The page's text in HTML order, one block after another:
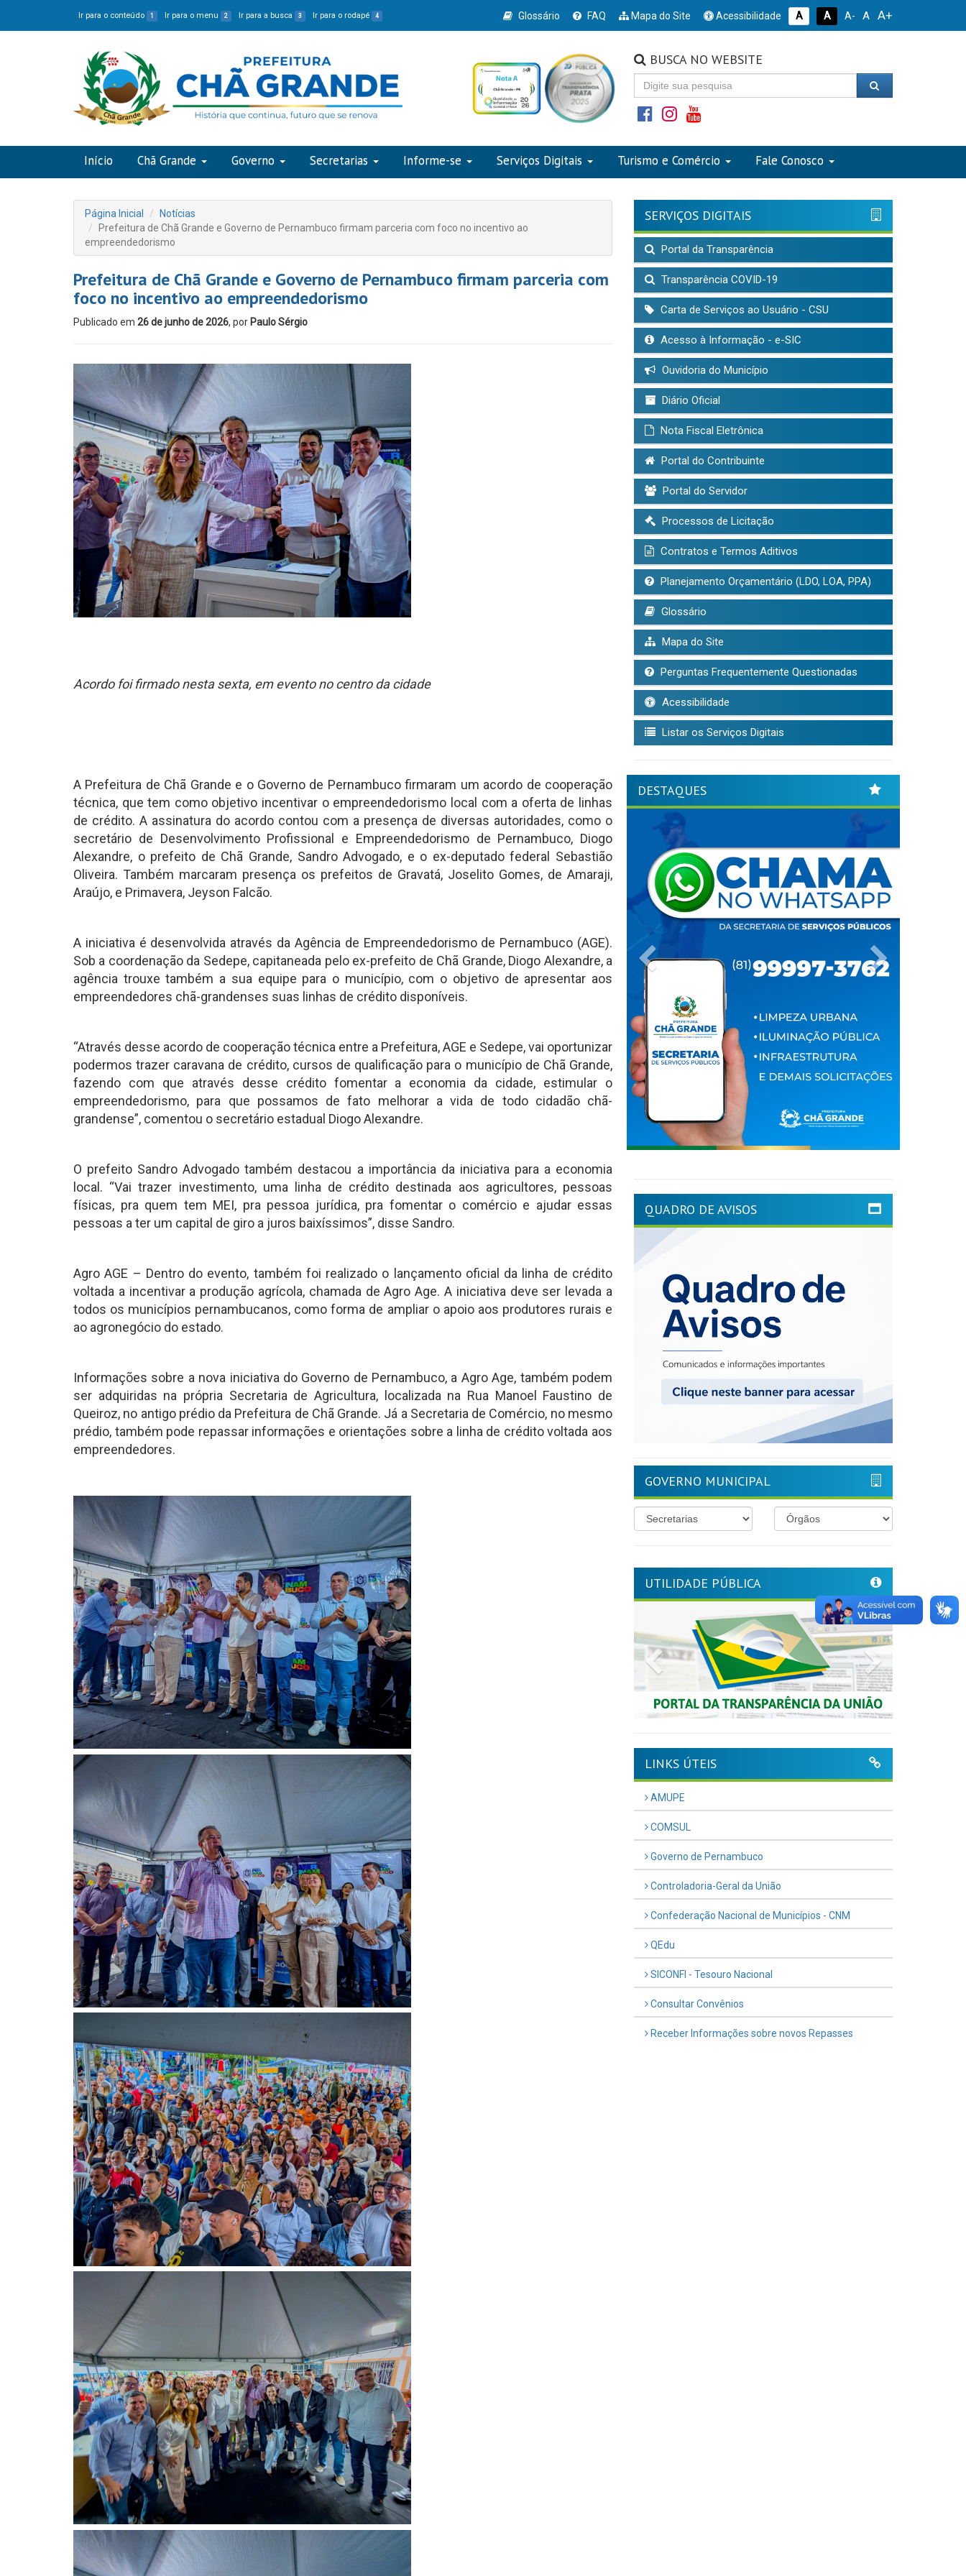
Ir para o conteúdo 1 Ir para o menu 2 Ir para a busca 3 Ir para o rodapé 4 Glossário FAQ Mapa do Site Acessibilidade A A A- A A+
BUSCA NO WEBSITE
Início Chã Grande Governo Secretarias Informe-se Serviços Digitais Turismo e Comércio Fale Conosco
Página Inicial
Notícias
Prefeitura de Chã Grande e Governo de Pernambuco firmam parceria com foco no incentivo ao
empreendedorismo
Prefeitura de Chã Grande e Governo de Pernambuco firmam parceria com
foco no incentivo ao empreendedorismo
Publicado em 26 de junho de 2026, por Paulo Sérgio
Acordo foi firmado nesta sexta, em evento no centro da cidade
A Prefeitura de Chã Grande e o Governo de Pernambuco firmaram um acordo de cooperação
técnica, que tem como objetivo incentivar o empreendedorismo local com a oferta de linhas
de crédito. A assinatura do acordo contou com a presença de diversas autoridades, como o
secretário de Desenvolvimento Profissional e Empreendedorismo de Pernambuco, Diogo
Alexandre, o prefeito de Chã Grande, Sandro Advogado, e o ex-deputado federal Sebastião
Oliveira. Também marcaram presença os prefeitos de Gravatá, Joselito Gomes, de Amaraji,
Araújo, e Primavera, Jeyson Falcão.
A iniciativa é desenvolvida através da Agência de Empreendedorismo de Pernambuco (AGE).
Sob a coordenação da Sedepe, capitaneada pelo ex-prefeito de Chã Grande, Diogo Alexandre, a
agência trouxe também a sua equipe para o município, com o objetivo de apresentar aos
empreendedores chã-grandenses suas linhas de crédito disponíveis.
“Através desse acordo de cooperação técnica entre a Prefeitura, AGE e Sedepe, vai oportunizar
podermos trazer caravana de crédito, cursos de qualificação para o município de Chã Grande,
fazendo com que através desse crédito fomentar a economia da cidade, estimular o
empreendedorismo, para que possamos de fato melhorar a vida de todo cidadão chã-
grandense”, comentou o secretário estadual Diogo Alexandre.
O prefeito Sandro Advogado também destacou a importância da iniciativa para a economia
local. “Vai trazer investimento, uma linha de crédito destinada aos agricultores, pessoas
físicas, pra quem tem MEI, pra pessoa jurídica, pra fomentar o comércio e ajudar essas
pessoas a ter um capital de giro a juros baixíssimos”, disse Sandro.
Agro AGE – Dentro do evento, também foi realizado o lançamento oficial da linha de crédito
voltada a incentivar a produção agrícola, chamada de Agro Age. A iniciativa deve ser levada a
todos os municípios pernambucanos, como forma de ampliar o apoio aos produtores rurais e
ao agronegócio do estado.
Informações sobre a nova iniciativa do Governo de Pernambuco, a Agro Age, também podem
ser adquiridas na própria Secretaria de Agricultura, localizada na Rua Manoel Faustino de
Queiroz, no antigo prédio da Prefeitura de Chã Grande. Já a Secretaria de Comércio, no mesmo
prédio, também pode repassar informações e orientações sobre a linha de crédito voltada aos
empreendedores.
SERVIÇOS DIGITAIS
Portal da Transparência
Transparência COVID-19
Carta de Serviços ao Usuário - CSU
Acesso à Informação - e-SIC
Ouvidoria do Município
Diário Oficial
Nota Fiscal Eletrônica
Portal do Contribuinte
Portal do Servidor
Processos de Licitação
Contratos e Termos Aditivos
Planejamento Orçamentário (LDO, LOA, PPA)
Glossário
Mapa do Site
Perguntas Frequentemente Questionadas
Acessibilidade
Listar os Serviços Digitais
DESTAQUES
Previous
QUADRO DE AVISOS
GOVERNO MUNICIPAL
UTILIDADE PÚBLICA
Previous
LINKS ÚTEIS
AMUPE
COMSUL
Governo de Pernambuco
Controladoria-Geral da União
Confederação Nacional de Municípios - CNM
QEdu
SICONFI - Tesouro Nacional
Consultar Convênios
Receber Informações sobre novos Repasses